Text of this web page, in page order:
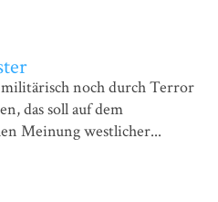
noch durch Terror
das soll auf dem
Meinung westlicher...